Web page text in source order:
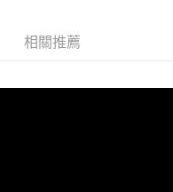
相關推薦